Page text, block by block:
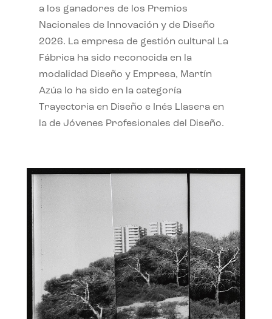
a los ganadores de los Premios
Nacionales de Innovación y de Diseño
2026. La empresa de gestión cultural La
Fábrica ha sido reconocida en la
modalidad Diseño y Empresa, Martín
Azúa lo ha sido en la categoría
Trayectoria en Diseño e Inés Llasera en
la de Jóvenes Profesionales del Diseño.